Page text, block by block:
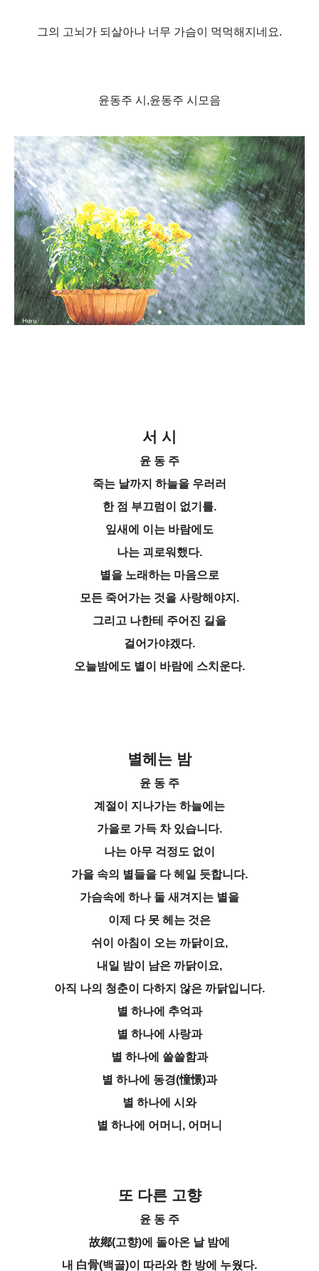
그의 고뇌가 되살아나 너무 가슴이 먹먹해지네요.
윤동주 시,윤동주 시모음
서 시
윤 동 주
죽는 날까지 하늘을 우러러
한 점 부끄럼이 없기를.
잎새에 이는 바람에도
나는 괴로워했다.
별을 노래하는 마음으로
모든 죽어가는 것을 사랑해야지.
그리고 나한테 주어진 길을
걸어가야겠다.
오늘밤에도 별이 바람에 스치운다.
별헤는 밤
윤 동 주
계절이 지나가는 하늘에는
가을로 가득 차 있습니다.
나는 아무 걱정도 없이
가을 속의 별들을 다 헤일 듯합니다.
가슴속에 하나 둘 새겨지는 별을
이제 다 못 헤는 것은
쉬이 아침이 오는 까닭이요,
내일 밤이 남은 까닭이요,
아직 나의 청춘이 다하지 않은 까닭입니다.
별 하나에 추억과
별 하나에 사랑과
별 하나에 쓸쓸함과
별 하나에 동경(憧憬)과
별 하나에 시와
별 하나에 어머니, 어머니
또 다른 고향
윤 동 주
故鄕(고향)에 돌아온 날 밤에
내 白骨(백골)이 따라와 한 방에 누웠다.